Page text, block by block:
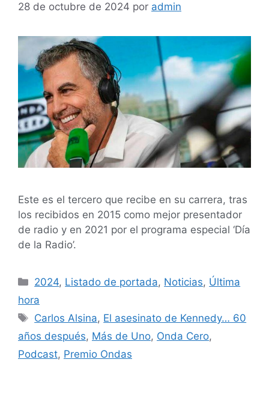
28 de octubre de 2024 por admin
Este es el tercero que recibe en su carrera, tras
los recibidos en 2015 como mejor presentador
de radio y en 2021 por el programa especial ‘Día
de la Radio’.
2024, Listado de portada, Noticias, Última
hora
Carlos Alsina, El asesinato de Kennedy… 60
años después, Más de Uno, Onda Cero,
Podcast, Premio Ondas